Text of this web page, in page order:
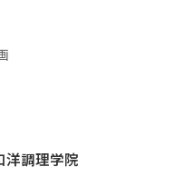
洋調理学院